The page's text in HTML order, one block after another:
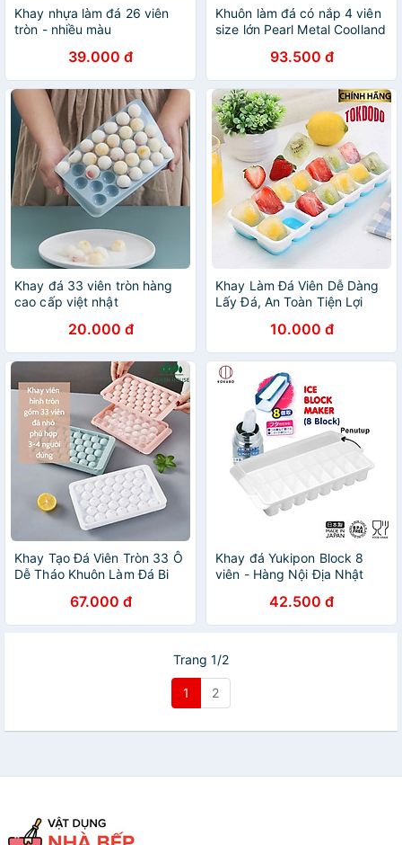
Khay nhựa làm đá 26 viên
tròn - nhiều màu
39.000 đ
Khuôn làm đá có nắp 4 viên
size lớn Pearl Metal Coolland
|#Made in Japan| |#Nhập
khẩu chính hãng
93.500 đ
Khay đá 33 viên tròn hàng
cao cấp việt nhật
20.000 đ
Khay Làm Đá Viên Dễ Dàng
Lấy Đá, An Toàn Tiện Lợi
10.000 đ
Khay Tạo Đá Viên Tròn 33 Ô
Dễ Tháo Khuôn Làm Đá Bi
67.000 đ
Khay đá Yukipon Block 8
viên - Hàng Nội Địa Nhật
42.500 đ
Trang 1/2
1 2